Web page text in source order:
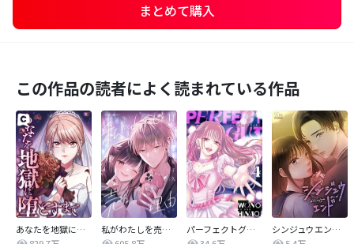
まとめて購入
この作品の読者によく読まれている作品
あなたを地獄に堕とすまで
私がわたしを売る理由
パーフェクトグリッター
シンジュウエンド【タテヨミ】